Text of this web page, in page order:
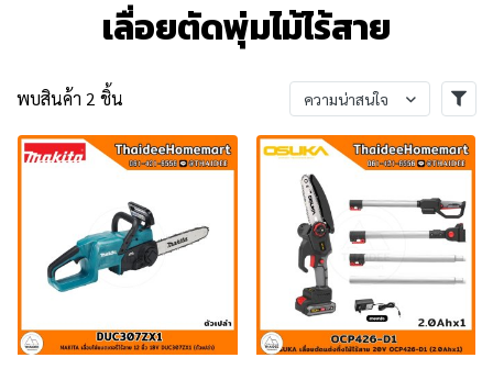
เลื่อยตัดพุ่มไม้ไร้สาย
พบสินค้า 2 ชิ้น ความน่าสนใจ